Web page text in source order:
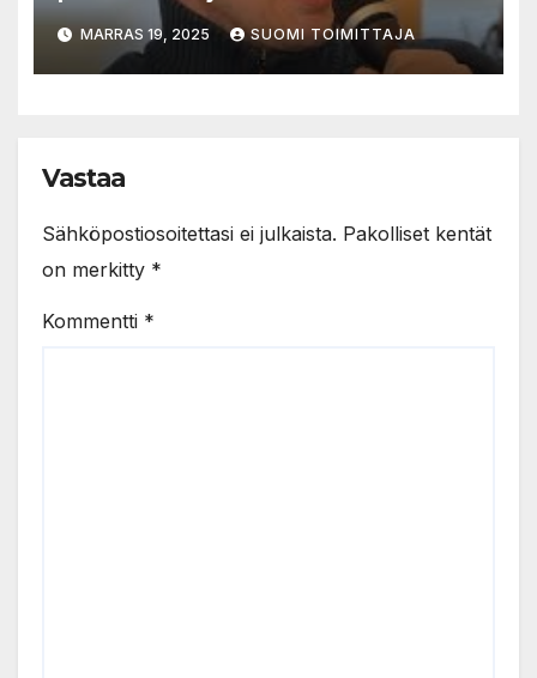
MARRAS 19, 2025 SUOMI TOIMITTAJA
Vastaa
Sähköpostiosoitettasi ei julkaista. Pakolliset kentät
on merkitty *
Kommentti *